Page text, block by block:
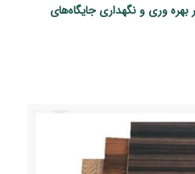
بهره‌ وری و نگهداری جایگاه‌های